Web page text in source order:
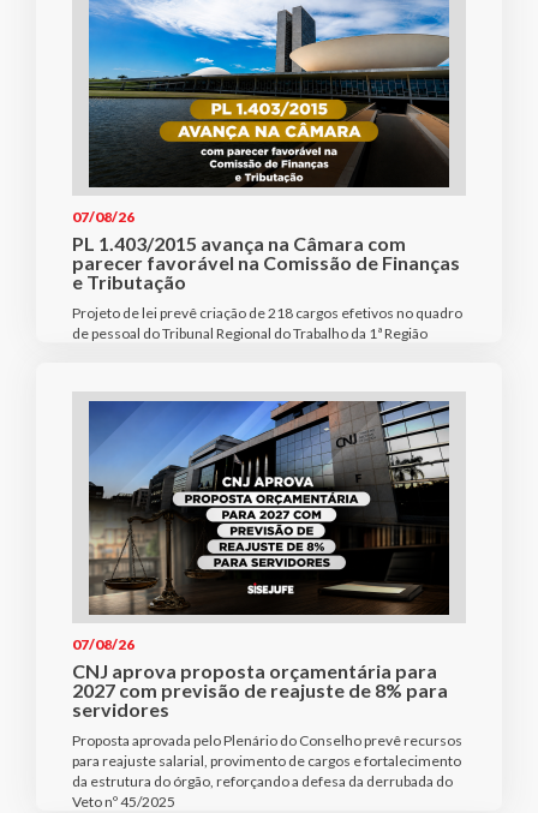
07/08/26
PL 1.403/2015 avança na Câmara com
parecer favorável na Comissão de Finanças
e Tributação
Projeto de lei prevê criação de 218 cargos efetivos no quadro
de pessoal do Tribunal Regional do Trabalho da 1ª Região
07/08/26
CNJ aprova proposta orçamentária para
2027 com previsão de reajuste de 8% para
servidores
Proposta aprovada pelo Plenário do Conselho prevê recursos
para reajuste salarial, provimento de cargos e fortalecimento
da estrutura do órgão, reforçando a defesa da derrubada do
Veto nº 45/2025